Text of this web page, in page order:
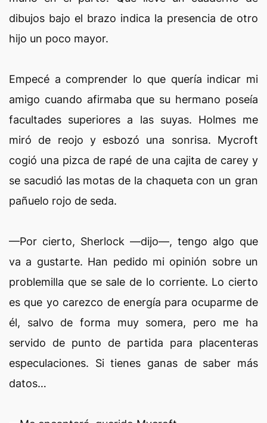
dibujos bajo el brazo indica la presencia de otro
hijo un poco mayor.
Empecé a comprender lo que quería indicar mi
amigo cuando afirmaba que su hermano poseía
facultades superiores a las suyas. Holmes me
miró de reojo y esbozó una sonrisa. Mycroft
cogió una pizca de rapé de una cajita de carey y
se sacudió las motas de la chaqueta con un gran
pañuelo rojo de seda.
—Por cierto, Sherlock —dijo—, tengo algo que
va a gustarte. Han pedido mi opinión sobre un
problemilla que se sale de lo corriente. Lo cierto
es que yo carezco de energía para ocuparme de
él, salvo de forma muy somera, pero me ha
servido de punto de partida para placenteras
especulaciones. Si tienes ganas de saber más
datos…